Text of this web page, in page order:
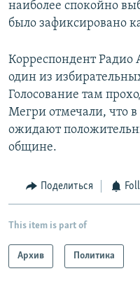
наиболее спокойно
было зафиксировано
Корреспондент Радио
один из
Голосование там
Мегри отмечали, что в
ожидают
общине.
Поделиться
This item is part of
Архив Политика